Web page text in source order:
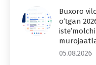
Buxoro
o‘tgan
05.08.2026